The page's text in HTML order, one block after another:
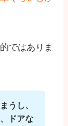
ではありま
うし、
ドアな